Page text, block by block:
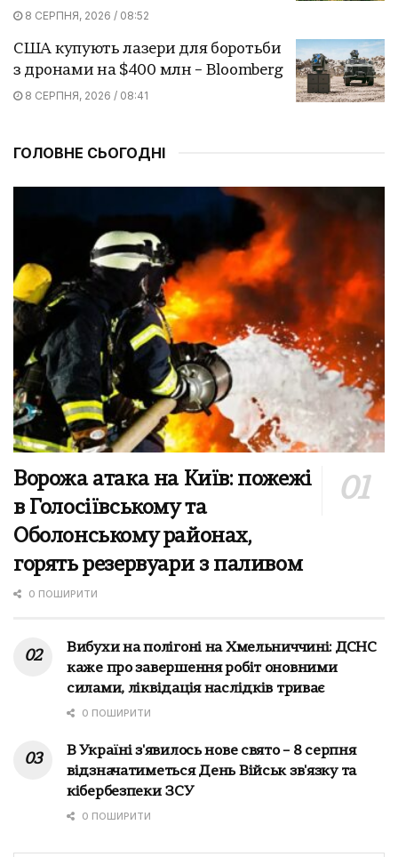
8 СЕРПНЯ, 2026 / 08:52
США купують лазери для боротьби
з дронами на $400 млн – Bloomberg
8 СЕРПНЯ, 2026 / 08:41
ГОЛОВНЕ СЬОГОДНІ
Ворожа атака на Київ: пожежі
в Голосіївському та
Оболонському районах,
горять резервуари з паливом
0 ПОШИРИТИ
Вибухи на полігоні на Хмельниччині: ДСНС
каже про завершення робіт оновними
силами, ліквідація наслідків триває
0 ПОШИРИТИ
В Україні з'явилось нове свято – 8 серпня
відзначатиметься День Військ зв'язку та
кібербезпеки ЗСУ
0 ПОШИРИТИ